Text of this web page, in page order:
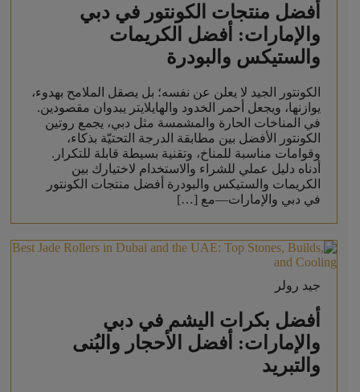
أفضل منتجات الكونتور في دبي
والإمارات: أفضل الكريمات
والستيكس والبودرة
الكونتور الجيد لا يعلن عن نفسه؛ بل يصقل الملامح بهدوء،
يوازنها، ويجعل أحمر الخدود والهايلايتر يبدوان مقصودين.
في المناخات الحارة والمشمسة مثل دبي، يجمع روتين
الكونتور الأفضل بين مطابقة الدرجة التحتيّة بذكاء،
وقوامات مناسبة للمناخ، وتقنية بسيطة قابلة للتكرار.
أدناه دليل عملي للشراء والاستخدام لاختيارك بين
الكريمات والستيكس والبودرة أفضل منتجات الكونتور
في دبي والإمارات—مع […]
جيد رولر
أفضل بكرات اليشم في دبي
والإمارات: أفضل الأحجار والبُنى
والتبريد